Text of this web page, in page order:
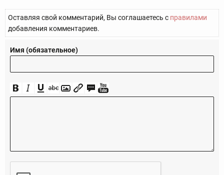
Оставляя свой комментарий, Вы соглашаетесь с правилами
добавления комментариев.
Имя (обязательное)